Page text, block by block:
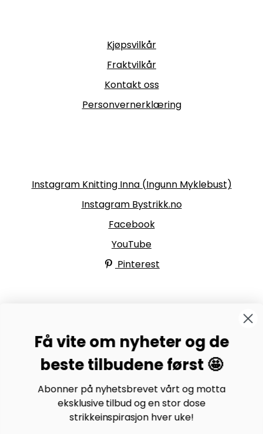
Kjøpsvilkår
Fraktvilkår
Kontakt oss
Personvernerklæring
Instagram Knitting Inna (Ingunn Myklebust)
Instagram Bystrikk.no
Facebook
YouTube
Pinterest
Bli medlem av Bystrikk-forumet vårt på Facebook og
møt både designere og teststrikkere, samt 31.000
andre Bystrikkere som deler erfaringer, bilder og
inspirasjon.
Bli medlem her.
Få vite om nyheter og de
beste tilbudene først 🤩
Abonner på nyhetsbrevet vårt og motta
eksklusive tilbud og en stor dose
strikkeinspirasjon hver uke!